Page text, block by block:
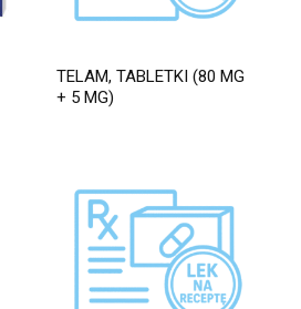
TELAM, TABLETKI (80 MG
+ 5 MG)